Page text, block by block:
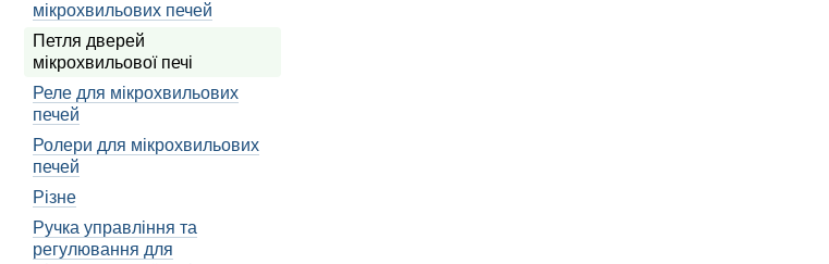
мікрохвильових печей
Петля дверей
мікрохвильової печі
Реле для мікрохвильових
печей
Ролери для мікрохвильових
печей
Різне
Ручка управління та
регулювання для